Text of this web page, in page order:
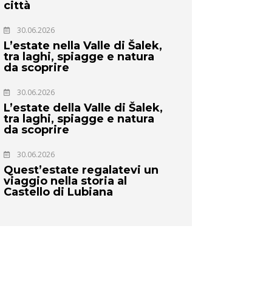
città
30.06.2026
L’estate nella Valle di Šalek,
tra laghi, spiagge e natura
da scoprire
30.06.2026
L’estate della Valle di Šalek,
tra laghi, spiagge e natura
da scoprire
30.06.2026
Quest’estate regalatevi un
viaggio nella storia al
Castello di Lubiana